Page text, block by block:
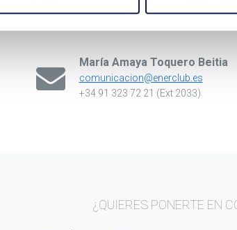
Para más
María Amaya Toquero Beitia
comunicacion@enerclub.es
+34 91 323 72 21 (Ext 2033)
¿QUIERES PONERTE EN